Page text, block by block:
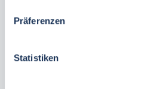
Präferenzen
Statistiken
gefallen